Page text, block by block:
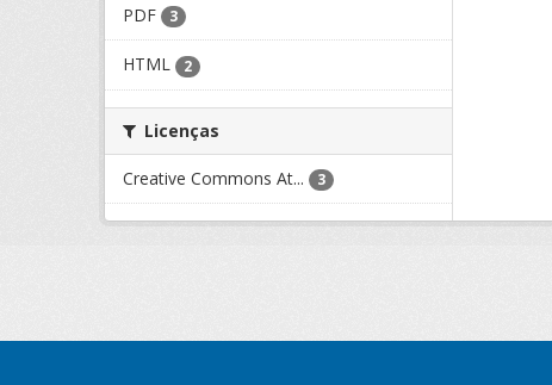
PDF 3
HTML 2
Licenças
Creative Commons At... 3